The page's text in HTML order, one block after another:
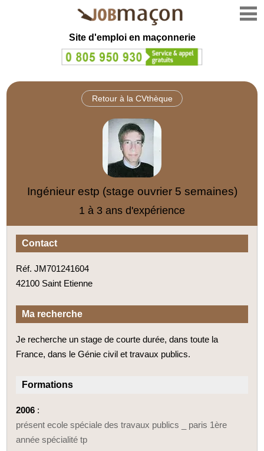
Site d'emploi en maçonnerie
Retour à la CVthèque
Ingénieur estp (stage ouvrier 5 semaines)
1 à 3 ans d'expérience
Contact
Réf. JM701241604
42100 Saint Etienne
Ma recherche
Je recherche un stage de courte durée, dans toute la
France, dans le Génie civil et travaux publics.
Formations
2006 :
présent ecole spéciale des travaux publics _ paris 1ère
année spécialité tp